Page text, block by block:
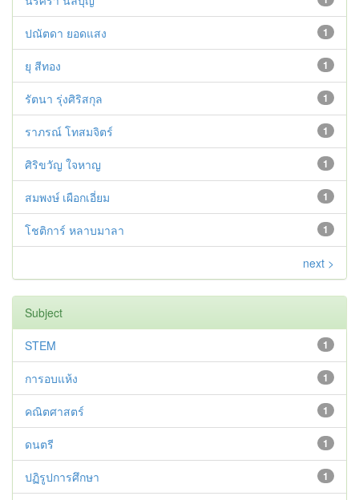
1
ปณัตดา ยอดแสง
1
ยุ สีทอง
1
รัตนา รุ่งศิริสกุล
1
ราภรณ์ โทสมจิตร์
1
ศิริขวัญ ใจหาญ
1
สมพงษ์ เผือกเอี่ยม
1
โชติการ์ หลาบมาลา
next >
Subject
1
STEM
1
การอบแห้ง
1
คณิตศาสตร์
1
ดนตรี
1
ปฏิรูปการศึกษา